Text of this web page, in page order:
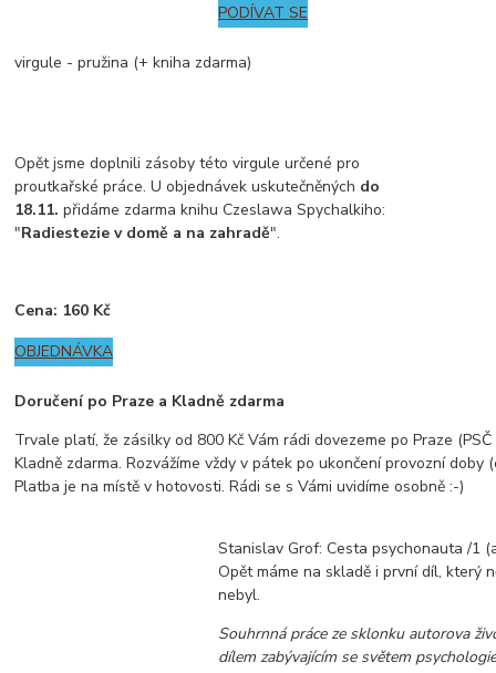
PODÍVAT SE
virgule - pružina (+ kniha zdarma)
Opět jsme doplnili zásoby této virgule určené pro
proutkařské práce. U objednávek uskutečněných do
18.11. přidáme zdarma knihu Czeslawa Spychalkiho:
"Radiestezie v domě a na zahradě".
Cena: 160 Kč
OBJEDNÁVKA
Doručení po Praze a Kladně zdarma
Trvale platí, že zásilky od 800 Kč Vám rádi dovezeme po Praze
Kladně zdarma. Rozvážíme vždy v pátek po ukončení provozní doby
Platba je na místě v hotovosti. Rádi se s Vámi uvidíme osobně :-)
Stanislav Grof: Cesta psychonauta /1
Opět máme na skladě i první díl, který
nebyl.
Souhrnná práce ze sklonku autorova
dílem zabývajícím se světem